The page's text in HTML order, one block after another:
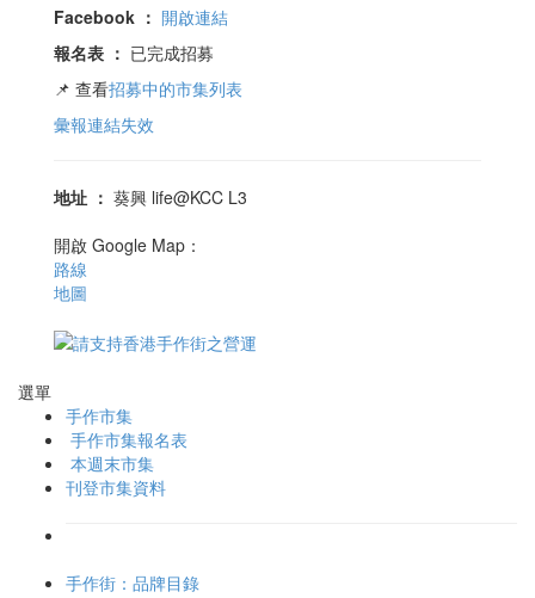
Facebook ： 開啟連結
報名表 ： 已完成招募
📌 查看招募中的市集列表
彙報連結失效
地址 ： 葵興 life@KCC L3
開啟 Google Map：
路線
地圖
選單
手作市集
手作市集報名表
本週末市集
刊登市集資料
手作街：品牌目錄